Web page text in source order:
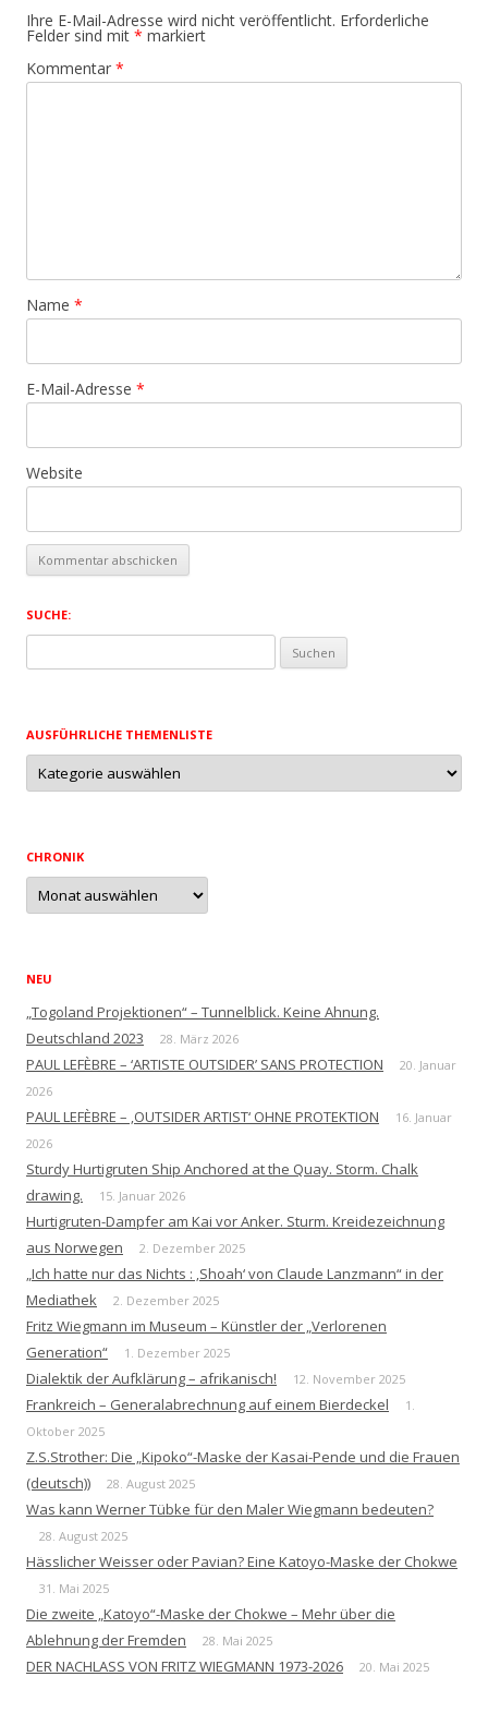
Ihre E-Mail-Adresse wird nicht veröffentlicht. Erforderliche
Felder sind mit * markiert
Kommentar *
Name *
E-Mail-Adresse *
Website
SUCHE:
nach:
AUSFÜHRLICHE THEMENLISTE
Ausführliche
Themenliste
CHRONIK
Chronik
NEU
„Togoland Projektionen“ – Tunnelblick. Keine Ahnung.
Deutschland 2023
28. März 2026
PAUL LEFÈBRE – ‘ARTISTE OUTSIDER’ SANS PROTECTION
20. Januar
2026
PAUL LEFÈBRE – ‚OUTSIDER ARTIST‘ OHNE PROTEKTION
16. Januar
2026
Sturdy Hurtigruten Ship Anchored at the Quay. Storm. Chalk
drawing.
15. Januar 2026
Hurtigruten-Dampfer am Kai vor Anker. Sturm. Kreidezeichnung
aus Norwegen
2. Dezember 2025
„Ich hatte nur das Nichts : ‚Shoah‘ von Claude Lanzmann“ in der
Mediathek
2. Dezember 2025
Fritz Wiegmann im Museum – Künstler der „Verlorenen
Generation“
1. Dezember 2025
Dialektik der Aufklärung – afrikanisch! 12. November 2025
Frankreich – Generalabrechnung auf einem Bierdeckel
1.
Oktober 2025
Z.S.Strother: Die „Kipoko“-Maske der Kasai-Pende und die Frauen
(deutsch))
28. August 2025
Was kann Werner Tübke für den Maler Wiegmann bedeuten?
28. August 2025
Hässlicher Weisser oder Pavian? Eine Katoyo-Maske der Chokwe
31. Mai 2025
Die zweite „Katoyo“-Maske der Chokwe – Mehr über die
Ablehnung der Fremden
28. Mai 2025
DER NACHLASS VON FRITZ WIEGMANN 1973-2026 20. Mai 2025